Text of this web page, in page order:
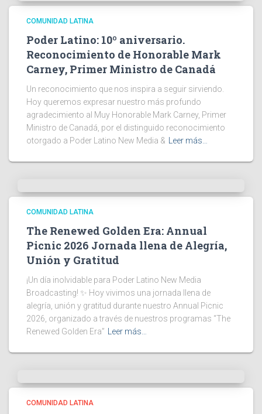
COMUNIDAD LATINA
Poder Latino: 10º aniversario.
Reconocimiento de Honorable Mark
Carney, Primer Ministro de Canadá
Un reconocimiento que nos inspira a seguir sirviendo.
Hoy queremos expresar nuestro más profundo
agradecimiento al Muy Honorable Mark Carney, Primer
Ministro de Canadá, por el distinguido reconocimiento
otorgado a Poder Latino New Media &
Leer más…
COMUNIDAD LATINA
The Renewed Golden Era: Annual
Picnic 2026 Jornada llena de Alegría,
Unión y Gratitud
¡Un día inolvidable para Poder Latino New Media
Broadcasting! ✨ Hoy vivimos una jornada llena de
alegría, unión y gratitud durante nuestro Annual Picnic
2026, organizado a través de nuestros programas “The
Renewed Golden Era”
Leer más…
COMUNIDAD LATINA